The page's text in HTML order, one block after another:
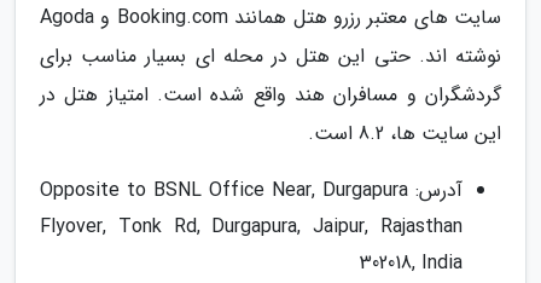
سایت های معتبر رزرو هتل همانند Booking.com و Agoda
نوشته اند. حتی این هتل در محله ای بسیار مناسب برای
گردشگران و مسافران هند واقع شده است. امتیاز هتل در
این سایت ها، 8.2 است.
آدرس: Opposite to BSNL Office Near, Durgapura
Flyover, Tonk Rd, Durgapura, Jaipur, Rajasthan
302018, India